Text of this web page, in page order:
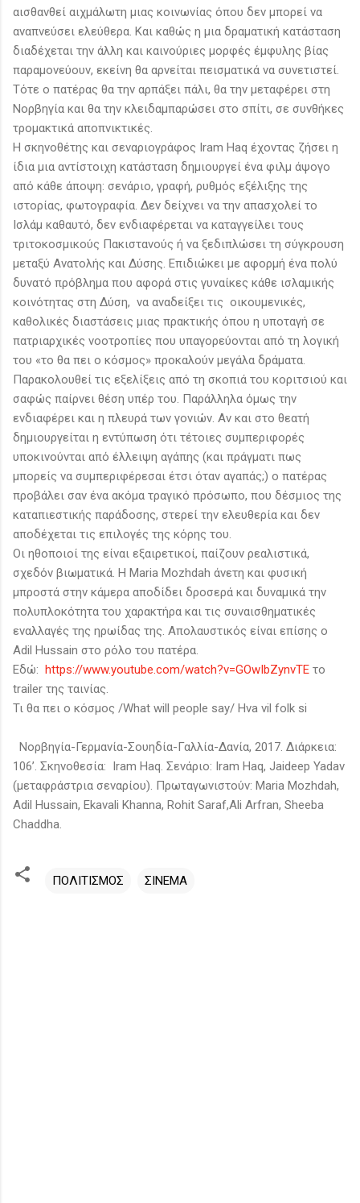
αισθανθεί αιχμάλωτη μιας κοινωνίας όπου δεν μπορεί να
αναπνεύσει ελεύθερα. Και καθώς η μια δραματική κατάσταση
διαδέχεται την άλλη και καινούριες μορφές έμφυλης βίας
παραμονεύουν, εκείνη θα αρνείται πεισματικά να συνετιστεί.
Τότε ο πατέρας θα την αρπάξει πάλι, θα την μεταφέρει στη
Νορβηγία και θα την κλειδαμπαρώσει στο σπίτι, σε συνθήκες
τρομακτικά αποπνικτικές.
Η σκηνοθέτης και σεναριογράφος Iram Haq έχοντας ζήσει η
ίδια μια αντίστοιχη κατάσταση δημιουργεί ένα φιλμ άψογο
από κάθε άποψη: σενάριο, γραφή, ρυθμός εξέλιξης της
ιστορίας, φωτογραφία. Δεν δείχνει να την απασχολεί το
Ισλάμ καθαυτό, δεν ενδιαφέρεται να καταγγείλει τους
τριτοκοσμικούς Πακιστανούς ή να ξεδιπλώσει τη σύγκρουση
μεταξύ Ανατολής και Δύσης. Επιδιώκει με αφορμή ένα πολύ
δυνατό πρόβλημα που αφορά στις γυναίκες κάθε ισλαμικής
κοινότητας στη Δύση, να αναδείξει τις οικουμενικές,
καθολικές διαστάσεις μιας πρακτικής όπου η υποταγή σε
πατριαρχικές νοοτροπίες που υπαγορεύονται από τη λογική
του «το θα πει ο κόσμος» προκαλούν μεγάλα δράματα.
Παρακολουθεί τις εξελίξεις από τη σκοπιά του κοριτσιού και
σαφώς παίρνει θέση υπέρ του. Παράλληλα όμως την
ενδιαφέρει και η πλευρά των γονιών. Αν και στο θεατή
δημιουργείται η εντύπωση ότι τέτοιες συμπεριφορές
υποκινούνται από έλλειψη αγάπης (και πράγματι πως
μπορείς να συμπεριφέρεσαι έτσι όταν αγαπάς;) ο πατέρας
προβάλει σαν ένα ακόμα τραγικό πρόσωπο, που δέσμιος της
καταπιεστικής παράδοσης, στερεί την ελευθερία και δεν
αποδέχεται τις επιλογές της κόρης του.
Οι ηθοποιοί της είναι εξαιρετικοί, παίζουν ρεαλιστικά,
σχεδόν βιωματικά. Η Maria Mozhdah άνετη και φυσική
μπροστά στην κάμερα αποδίδει δροσερά και δυναμικά την
πολυπλοκότητα του χαρακτήρα και τις συναισθηματικές
εναλλαγές της ηρωίδας της. Απολαυστικός είναι επίσης ο
Adil Hussain στο ρόλο του πατέρα.
Εδώ: https://www.youtube.com/watch?v=GOwIbZynvTE το
trailer της ταινίας.
Τι θα πει ο κόσμος /What will people say/ Hva vil folk si
Νορβηγία-Γερμανία-Σουηδία-Γαλλία-Δανία, 2017. Διάρκεια:
106’. Σκηνοθεσία: Iram Haq. Σενάριο: Iram Haq, Jaideep Yadav
(μεταφράστρια σεναρίου). Πρωταγωνιστούν: Maria Mozhdah,
Adil Hussain, Ekavali Khanna, Rohit Saraf,Ali Arfran, Sheeba
Chaddha.
ΠΟΛΙΤΙΣΜΟΣ ΣΙΝΕΜΑ